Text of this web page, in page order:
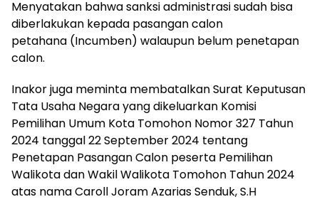
Menyatakan bahwa sanksi administrasi sudah bisa
diberlakukan kepada pasangan calon
petahana (Incumben) walaupun belum penetapan
calon.
Inakor juga meminta membatalkan Surat Keputusan
Tata Usaha Negara yang dikeluarkan Komisi
Pemilihan Umum Kota Tomohon Nomor 327 Tahun
2024 tanggal 22 September 2024 tentang
Penetapan Pasangan Calon peserta Pemilihan
Walikota dan Wakil Walikota Tomohon Tahun 2024
atas nama Caroll Joram Azarias Senduk, S.H